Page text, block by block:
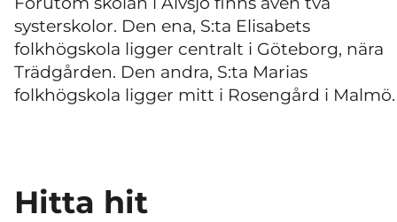
systerskolor. Den ena, S:ta Elisabets
folkhögskola ligger centralt i Göteborg, nära
Trädgården. Den andra, S:ta Marias
folkhögskola ligger mitt i Rosengård i Malmö.
Hitta hit